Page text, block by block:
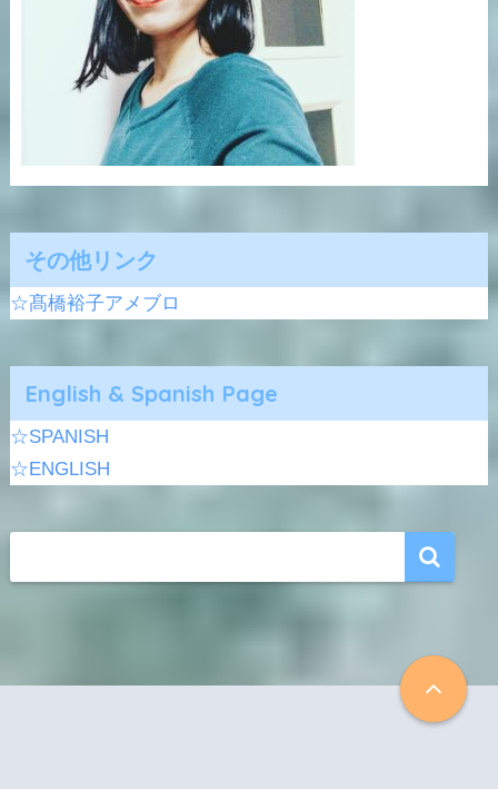
その他リンク
☆髙橋裕子アメブロ
English & Spanish Page
☆SPANISH
☆ENGLISH